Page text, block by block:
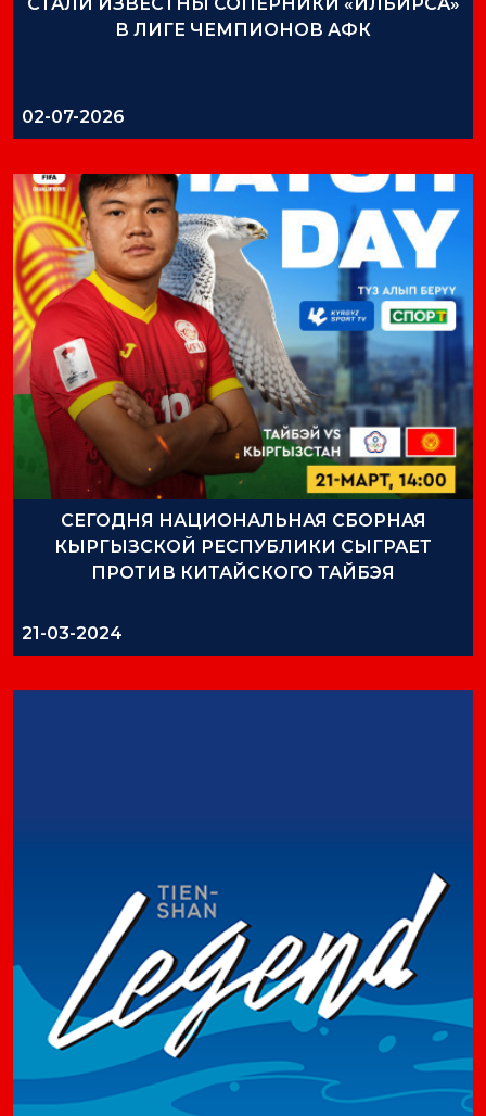
В ЛИГЕ ЧЕМПИОНОВ АФК
02-07-2026
СЕГОДНЯ НАЦИОНАЛЬНАЯ СБОРНАЯ
КЫРГЫЗСКОЙ РЕСПУБЛИКИ СЫГРАЕТ
ПРОТИВ КИТАЙСКОГО ТАЙБЭЯ
21-03-2024